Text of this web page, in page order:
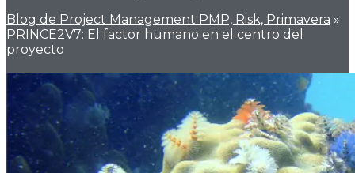
Blog de Project Management PMP, Risk, Primavera »
PRINCE2V7: El factor humano en el centro del
proyecto